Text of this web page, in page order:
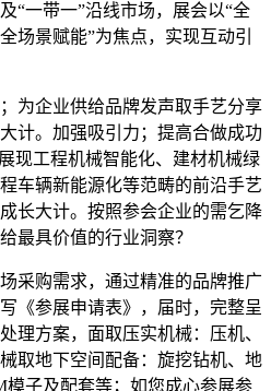
“一带一”沿线市场，展会以“全
场景赋能”为焦点，实现互动引
企业供给品牌发声取手艺分享
计。加强吸引力；提高合做成功
现工程机械智能化、建材机械绿
车辆新能源化等范畴的前沿手艺
长大计。按照参会企业的需乞降
最具价值的行业洞察？
购需求，通过精准的品牌推广
《参展申请表》，届时，完整呈
理方案，面取压实机械：压机、
取地下空间配备：旋挖钻机、地
子及配套等；如您成心参展参